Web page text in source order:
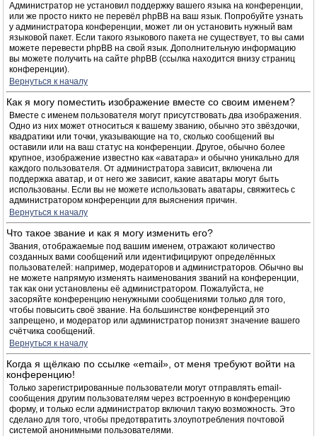
Администратор не установил поддержку вашего языка на конференции,
или же просто никто не перевёл phpBB на ваш язык. Попробуйте узнать
у администратора конференции, может ли он установить нужный вам
языковой пакет. Если такого языкового пакета не существует, то вы сами
можете перевести phpBB на свой язык. Дополнительную информацию
вы можете получить на сайте phpBB (ссылка находится внизу страниц
конференции).
Вернуться к началу
Как я могу поместить изображение вместе со своим именем?
Вместе с именем пользователя могут присутствовать два изображения.
Одно из них может относиться к вашему званию, обычно это звёздочки,
квадратики или точки, указывающие на то, сколько сообщений вы
оставили или на ваш статус на конференции. Другое, обычно более
крупное, изображение известно как «аватара» и обычно уникально для
каждого пользователя. От администратора зависит, включена ли
поддержка аватар, и от него же зависит, какие аватары могут быть
использованы. Если вы не можете использовать аватары, свяжитесь с
администратором конференции для выяснения причин.
Вернуться к началу
Что такое звание и как я могу изменить его?
Звания, отображаемые под вашим именем, отражают количество
созданных вами сообщений или идентифицируют определённых
пользователей: например, модераторов и администраторов. Обычно вы
не можете напрямую изменять наименования званий на конференции,
так как они установлены её администратором. Пожалуйста, не
засоряйте конференцию ненужными сообщениями только для того,
чтобы повысить своё звание. На большинстве конференций это
запрещено, и модератор или администратор понизят значение вашего
счётчика сообщений.
Вернуться к началу
Когда я щёлкаю по ссылке «email», от меня требуют войти на
конференцию!
Только зарегистрированные пользователи могут отправлять email-
сообщения другим пользователям через встроенную в конференцию
форму, и только если администратор включил такую возможность. Это
сделано для того, чтобы предотвратить злоупотребления почтовой
системой анонимными пользователями.